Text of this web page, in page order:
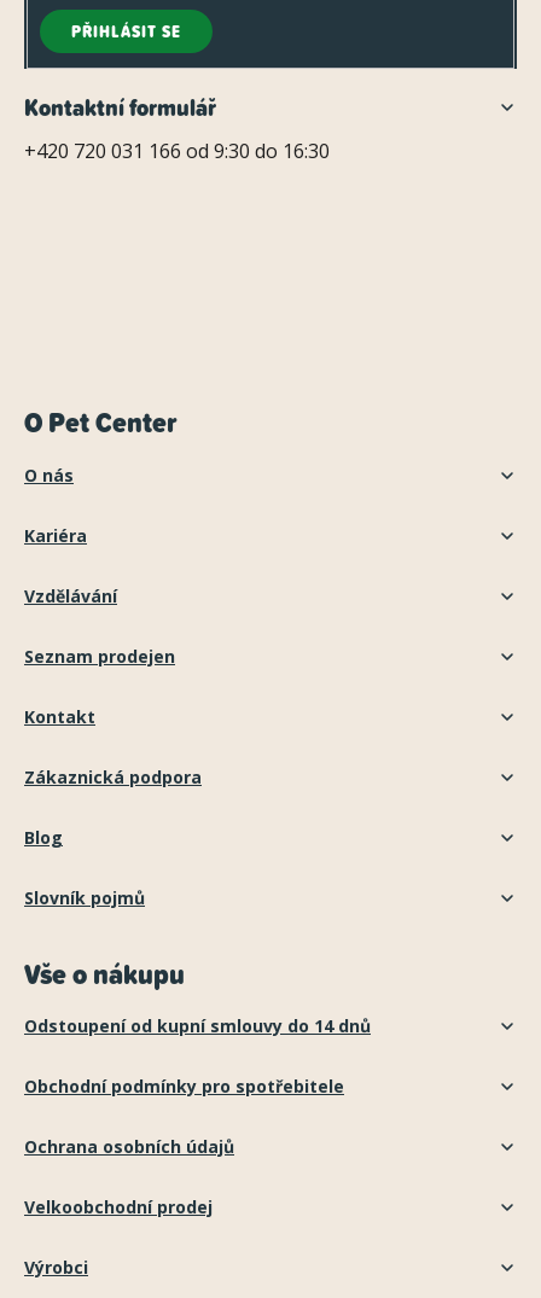
PŘIHLÁSIT SE
Kontaktní formulář
+420 720 031 166 od 9:30 do 16:30
O Pet Center
O nás
Kariéra
Vzdělávání
Seznam prodejen
Kontakt
Zákaznická podpora
Blog
Slovník pojmů
Vše o nákupu
Odstoupení od kupní smlouvy do 14 dnů
Obchodní podmínky pro spotřebitele
Ochrana osobních údajů
Velkoobchodní prodej
Výrobci